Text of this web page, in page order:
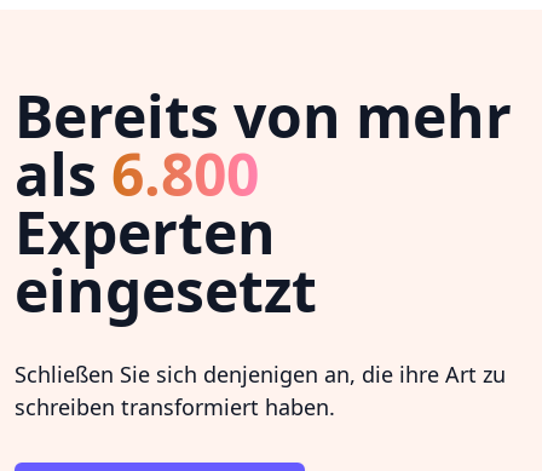
Bereits von mehr
als 6.800
Experten
eingesetzt
Schließen Sie sich denjenigen an, die ihre Art zu
schreiben transformiert haben.